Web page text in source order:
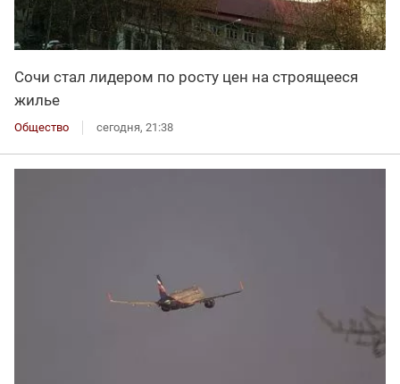
Сочи стал лидером по росту цен на строящееся
жилье
Общество сегодня, 21:38